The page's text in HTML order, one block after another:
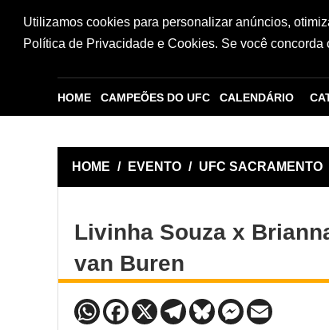
Utilizamos cookies para personalizar anúncios,
Política de Privacidade e Cookies. Se você concorda
HOME CAMPEÕES DO UFC CALENDÁRIO
HOME / EVENTO / UFC SACRAMENTO
Livinha Souza x
van Buren